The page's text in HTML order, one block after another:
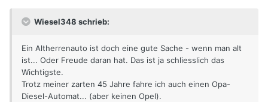
Wiesel348 schrieb:
Ein Altherrenauto ist doch eine gute Sache - wenn man alt
ist... Oder Freude daran hat. Das ist ja schliesslich das
Wichtigste.
Trotz meiner zarten 45 Jahre fahre ich auch einen Opa-
Diesel-Automat... (aber keinen Opel).